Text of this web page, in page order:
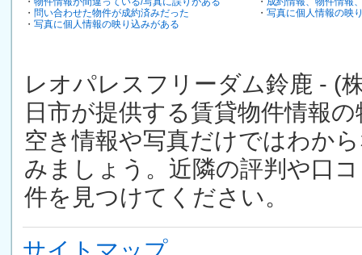
・ 問い合わせた物件が成約済みだった
・ 写真に個人情報の映り込みがある
・ 写真に個人情報の映
レオパレスフリーダム鈴鹿 - (
日市が提供する賃貸物件情報
空き情報や写真だけではわか
みましょう。近隣の評判や口
件を見つけてください。
サイトマップ